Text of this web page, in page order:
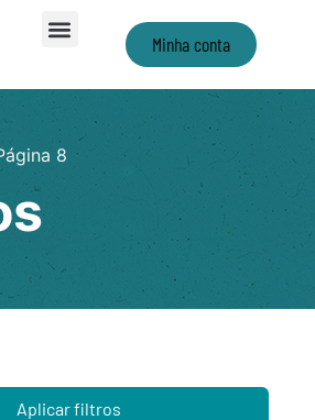
Minha conta
8
Aplicar filtros